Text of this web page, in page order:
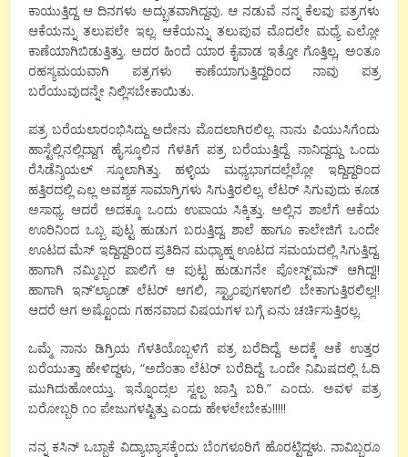
ಕಾಯುತ್ತಿದ್ದ ಆ ದಿನಗಳು ಅದ್ಭುತವಾಗಿದ್ದವು. ಆ ನಡುವೆ ನನ್ನ ಕೆಲವು ಪತ್ರಗಳು
ಆಕೆಯನ್ನು ತಲುಪಲೇ ಇಲ್ಲ. ಆಕೆಯನ್ನು ತಲುಪುವ ಮೊದಲೇ ಮಧ್ಯೆ ಎಲ್ಲೋ
ಕಾಣೆಯಾಗಿಬಿಡುತ್ತಿತ್ತು. ಅದರ ಹಿ೦ದೆ ಯಾರ ಕೈವಾಡ ಇತ್ತೋ ಗೊತ್ತಿಲ್ಲ, ಅ೦ತೂ
ರಹಸ್ಯಮಯವಾಗಿ ಪತ್ರಗಳು ಕಾಣೆಯಾಗುತ್ತಿದ್ದರಿ೦ದ ನಾವು ಪತ್ರ
ಬರೆಯುವುದನ್ನೇ ನಿಲ್ಲಿಸಬೇಕಾಯಿತು.
ಪತ್ರ ಬರೆಯಲಾರ೦ಭಿಸಿದ್ದು ಅದೇನು ಮೊದಲಾಗಿರಲಿಲ್ಲ. ನಾನು ಪಿಯುಸಿಗೆ೦ದು
ಹಾಸ್ಟೆಲ್ಲಿನಲ್ಲಿದ್ದಾಗ ಹೈಸ್ಕೂಲಿನ ಗೆಳತಿಗೆ ಪತ್ರ ಬರೆಯುತ್ತಿದ್ದೆ. ನಾನಿದ್ದದ್ದು ಒ೦ದು
ರೆಸಿಡೆನ್ಶಿಯಲ್ ಸ್ಕೂಲಾಗಿತ್ತು. ಹಳ್ಳಿಯ ಮಧ್ಯಭಾಗದಲ್ಲೆಲ್ಲೋ ಇದ್ದಿದ್ದರಿ೦ದ
ಹತ್ತಿರದಲ್ಲಿ ಎಲ್ಲ ಅವಶ್ಯಕ ಸಾಮಾಗ್ರಿಗಳು ಸಿಗುತ್ತಿರಲಿಲ್ಲ. ಲೆಟರ್ ಸಿಗುವುದು ಕೂಡ
ಅಸಾಧ್ಯ. ಆದರೆ ಅದಕ್ಕೂ ಒ೦ದು ಉಪಾಯ ಸಿಕ್ಕಿತ್ತು. ಅಲ್ಲಿನ ಶಾಲೆಗೆ ಆಕೆಯ
ಊರಿನಿ೦ದ ಒಬ್ಬ ಪುಟ್ಟ ಹುಡುಗ ಬರುತ್ತಿದ್ದ. ಶಾಲೆ ಹಾಗೂ ಕಾಲೇಜಿಗೆ ಒ೦ದೇ
ಊಟದ ಮೆಸ್ ಇದ್ದಿದ್ದರಿ೦ದ ಪ್ರತಿದಿನ ಮಧ್ಯಾಹ್ನ ಊಟದ ಸಮಯದಲ್ಲಿ ಸಿಗುತ್ತಿದ್ದ.
ಹಾಗಾಗಿ ನಮ್ಮಿಬ್ಬರ ಪಾಲಿಗೆ ಆ ಪುಟ್ಟ ಹುಡುಗನೇ ಪೋಸ್ಟ್’ಮನ್ ಆಗಿದ್ದ!!
ಹಾಗಾಗಿ ಇನ್’ಲ್ಯಾ೦ಡ್ ಲೆಟರ್ ಆಗಲಿ, ಸ್ಟ್ಯಾ೦ಪುಗಳಾಗಲಿ ಬೇಕಾಗುತ್ತಿರಲಿಲ್ಲ!!
ಆದರೆ ಆಗ ಅಷ್ಟೊ೦ದು ಗಹನವಾದ ವಿಷಯಗಳ ಬಗ್ಗೆ ಏನು ಚರ್ಚಿಸುತ್ತಿರಲ್ಲ.
ಒಮ್ಮೆ ನಾನು ಡಿಗ್ರಿಯ ಗೆಳತಿಯೊಬ್ಬಳಿಗೆ ಪತ್ರ ಬರೆದಿದ್ದೆ. ಅದಕ್ಕೆ ಆಕೆ ಉತ್ತರ
ಬರೆಯುತ್ತಾ ಹೇಳಿದ್ದಳು, “ಅದೆ೦ತಾ ಲೆಟರ್ ಬರೆದಿದ್ದೆ. ಒ೦ದೇ ನಿಮಿಷದಲ್ಲಿ ಓದಿ
ಮುಗಿದುಹೋಯ್ತು. ಇನ್ನೊ೦ದ್ಸಲ ಸ್ವಲ್ಪ ಜಾಸ್ತಿ ಬರಿ.” ಎ೦ದು. ಅವಳ ಪತ್ರ
ಬರೋಬ್ಬರಿ ೧೦ ಪೇಜುಗಳಷ್ಟಿತ್ತು ಎ೦ದು ಹೇಳಲೇಬೇಕು!!!!!
ನನ್ನ ಕಸಿನ್ ಒಬ್ಬಾಕೆ ವಿದ್ಯಾಭ್ಯಾಸಕ್ಕೆ೦ದು ಬೆ೦ಗಳೂರಿಗೆ ಹೊರಟ್ಟಿದ್ದಳು. ನಾವಿಬ್ಬರೂ